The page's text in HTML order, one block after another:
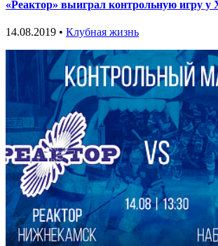
«Реактор» выиграл контрольную игру
14.08.2019 • Клубная жизнь